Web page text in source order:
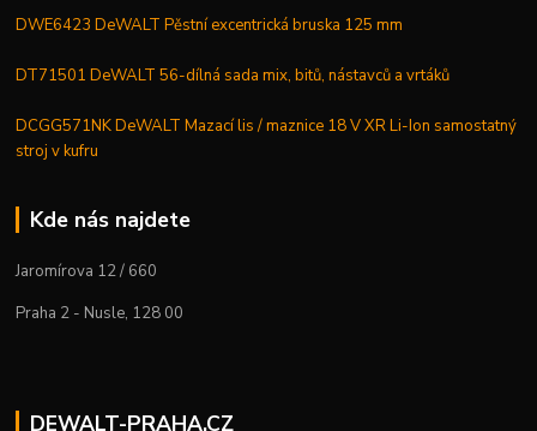
DWE6423 DeWALT Pěstní excentrická bruska 125 mm
DT71501 DeWALT 56-dílná sada mix, bitů, nástavců a vrtáků
DCGG571NK DeWALT Mazací lis / maznice 18 V XR Li-Ion samostatný
stroj v kufru
Kde nás najdete
Jaromírova 12 / 660
Praha 2 - Nusle, 128 00
DEWALT-PRAHA.CZ